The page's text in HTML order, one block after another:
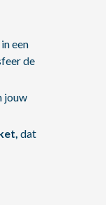
een
de
jouw
dat